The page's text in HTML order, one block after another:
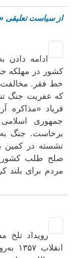
از سیاست تعلیقی
ادامه دادن
کشور در مهلکه
خط فقر.
که عفریت جنگ
فریاد «مذاکره
جمهوری
برخاست. جنگ
نشسته در کمین
صلح طلب کشور
مردم برای بلند
رویداد تلخ